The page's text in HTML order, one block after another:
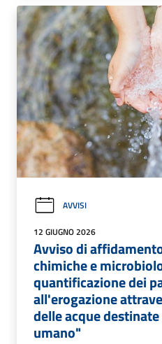
AVVISI
12 GIUGNO 2026
Avviso di
chimiche e
quantificazione dei
all'erogazione
delle acque
umano"